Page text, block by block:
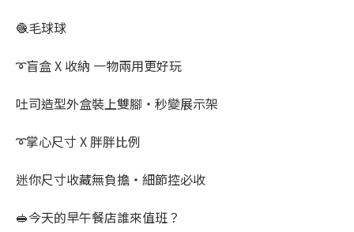
🧶毛球球
➰盲盒 X 收納 一物兩用更好玩
吐司造型外盒裝上雙腳・秒變展示架
➰掌心尺寸 X 胖胖比例
迷你尺寸收藏無負擔・細節控必收
🥪今天的早午餐店誰來值班？